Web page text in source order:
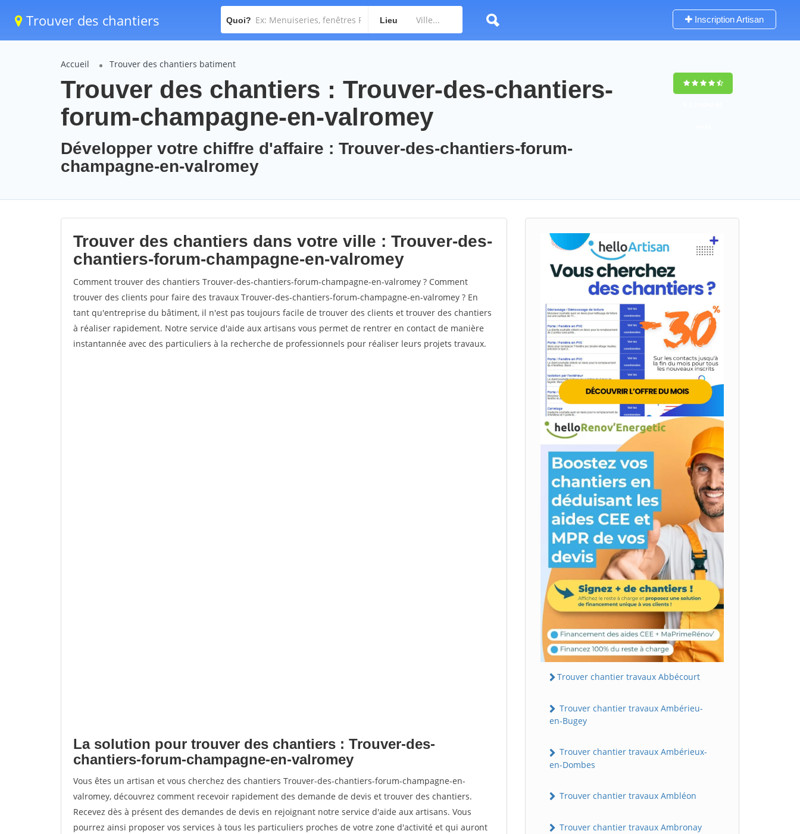
Trouver des chantiers Quoi? Lieu Inscription Artisan
Accueil Trouver des chantiers batiment
Trouver des chantiers : Trouver-des-chantiers-
forum-champagne-en-valromey
Développer votre chiffre d'affaire : Trouver-des-chantiers-forum-
champagne-en-valromey
Trouver des chantiers dans votre ville : Trouver-des-
chantiers-forum-champagne-en-valromey
Comment trouver des chantiers Trouver-des-chantiers-forum-champagne-en-valromey ? Comment
trouver des clients pour faire des travaux Trouver-des-chantiers-forum-champagne-en-valromey ? En
tant qu'entreprise du bâtiment, il n'est pas toujours facile de trouver des clients et trouver des chantiers
à réaliser rapidement. Notre service d'aide aux artisans vous permet de rentrer en contact de manière
instantannée avec des particuliers à la recherche de professionnels pour réaliser leurs projets travaux.
La solution pour trouver des chantiers : Trouver-des-
chantiers-forum-champagne-en-valromey
Vous êtes un artisan et vous cherchez des chantiers Trouver-des-chantiers-forum-champagne-en-
valromey, découvrez comment recevoir rapidement des demande de devis et trouver des chantiers.
Recevez dès à présent des demandes de devis en rejoignant notre service d'aide aux artisans. Vous
pourrez ainsi proposer vos services à tous les particuliers proches de votre zone d'activité et qui auront
Trouver chantier travaux Abbécourt
Trouver chantier travaux Ambérieu-
en-Bugey
Trouver chantier travaux Ambérieux-
en-Dombes
Trouver chantier travaux Ambléon
Trouver chantier travaux Ambronay